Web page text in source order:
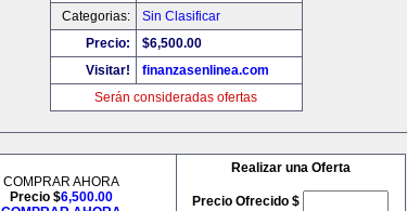
Categorias:
Sin Clasificar
Precio:
$6,500.00
Visitar!
finanzasenlinea.com
Serán consideradas ofertas
COMPRAR AHORA
Precio $6,500.00
Realizar una Oferta
Precio Ofrecido $